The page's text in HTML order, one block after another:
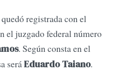
registrada con el
el juzgado federal número
. Según consta en el
seráEduardo Taiano.